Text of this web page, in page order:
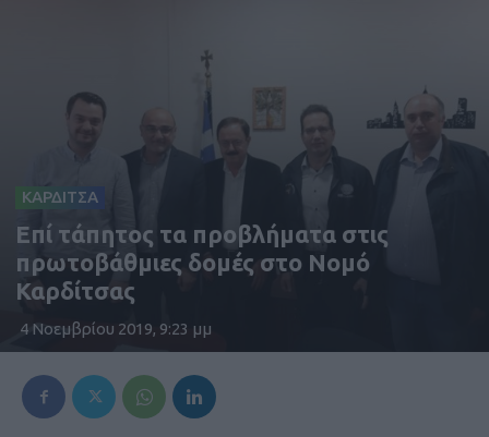
ΚΑΡΔΙΤΣΑ
Eπί τάπητος τα προβλήματα στις
πρωτοβάθμιες δομές στο Νομό
Καρδίτσας
4 Νοεμβρίου 2019, 9:23 μμ